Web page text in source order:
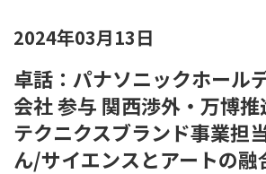
2024年03月13日
卓話：パナソニックホール
会社 参与 関西渉外・万博推
テクニクスブランド事業担
ん/サイエンスとアートの融